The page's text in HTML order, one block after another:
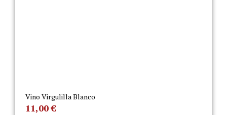
Vino Virgulilla Blanco
11,00€